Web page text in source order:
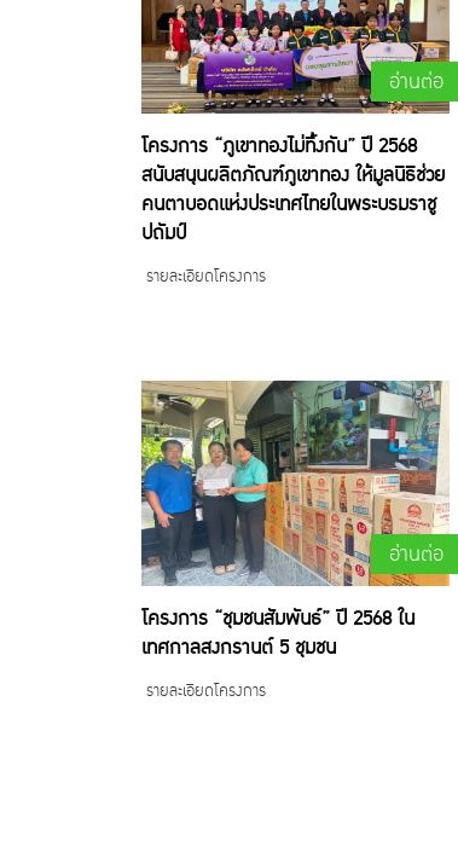
อ่านต่อ
โครงการ “ภูเขาทองไม่ทิ้งกัน” ปี 2568
สนับสนุนผลิตภัณฑ์ภูเขาทอง ให้มูลนิธิช่วย
คนตาบอดแห่งประเทศไทยในพระบรมราชู
ปถัมป์
รายละเอียดโครงการ
อ่านต่อ
โครงการ “ชุมชนสัมพันธ์” ปี 2568 ใน
เทศกาลสงกรานต์ 5 ชุมชน
รายละเอียดโครงการ